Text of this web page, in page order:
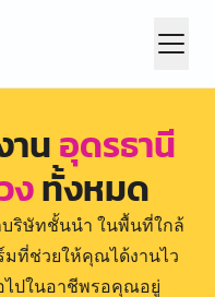
านอุดรธานี
งทั้งหมด
ริษัทชั้นนำ ในพื้นที่ใกล้
ที่ช่วยให้คุณได้งานไว
ไปในอาชีพรอคุณอยู่